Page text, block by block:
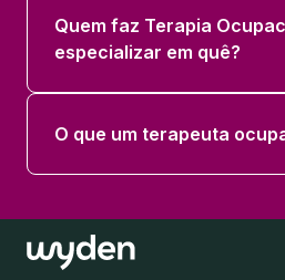
ENADE - TERAPIA
66 horas
TRADICIONAIS NA
OCUPACIONAL
33 horas
TERAPIA OCUPACIONAL,
HUMANOS E JUSTICA
Quem faz Terapia
especializar em quê?
O que um terapeuta